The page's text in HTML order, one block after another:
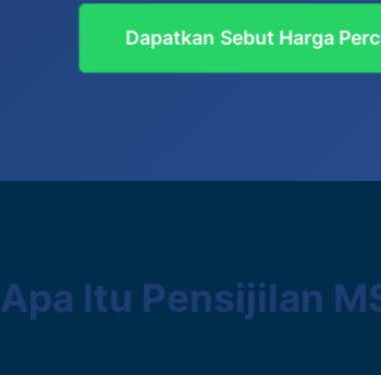
Dapatkan Sebut Harga
Apa Itu Pensijilan